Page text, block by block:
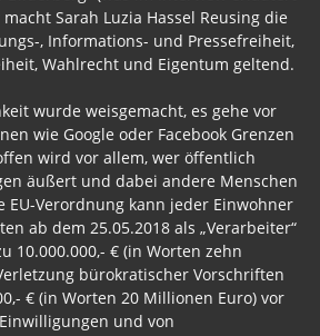
Sarah Luzia Hassel Reusing die
, Informations- und Pressefreiheit,
Wahlrecht und Eigentum geltend.
wurde weisgemacht, es gehe vor
wie Google oder Facebook Grenzen
wird vor allem, wer öffentlich
äußert und dabei andere Menschen
EU-Verordnung kann jeder Einwohner
ab dem 25.05.2018 als „Verarbeiter“
10.000.000,- € (in Worten zehn
bürokratischer Vorschriften
€ (in Worten 20 Millionen Euro) vor
und von